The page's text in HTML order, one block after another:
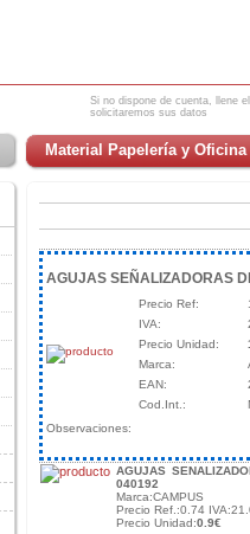
Si no dispone de cuenta, llene
solicitaremos sus datos
Material Papelería y Oficina
AGUJAS SEÑALIZADORAS
Precio Ref:
IVA:
Precio Unidad:
Marca:
EAN:
Cod.Int.:
Observaciones:
AGUJAS
040192
Marca:CAMPUS
Precio Ref.:0.74
Precio Unidad:0.9€